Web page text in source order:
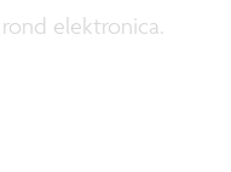
elektronica.